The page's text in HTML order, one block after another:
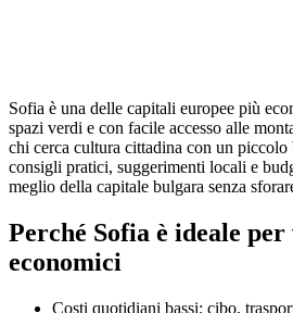
Sofia è una delle capitali europee più
spazi verdi e con facile accesso alle
chi cerca cultura cittadina con un
consigli pratici, suggerimenti locali e
meglio della capitale bulgara senza
Perché Sofia è ideale
economici
Costi quotidiani bassi: cibo,